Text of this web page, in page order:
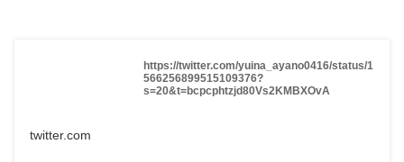
https://twitter.com/yuina_ayano0416/status/1
566256899515109376?
s=20&t=bcpcphtzjd80Vs2KMBXOvA
twitter.com